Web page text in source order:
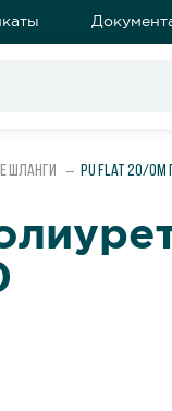
шланги PU Flat 20/